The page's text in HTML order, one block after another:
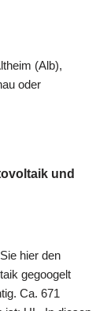
(Alb),
oder
und
hier den
gegoogelt
Ca. 671